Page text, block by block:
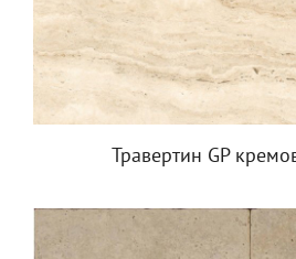
Травертин GP